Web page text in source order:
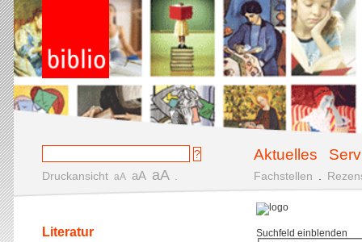
Aktuelles
Druckansicht aA aA aA Fachstellen
Suchfeld einblenden
Literatur